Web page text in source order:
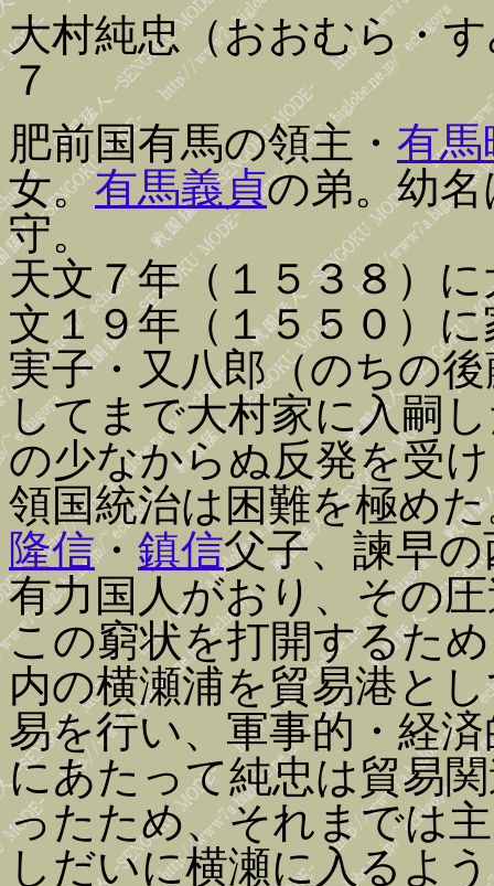
大村純忠（おおむら・
７
肥前国有馬の領主・ 有馬
女。有馬義貞の弟。幼
守。
天文７年（１５３８）
文１９年（１５５０）
実子・又八郎（のちの
してまで大村家に入嗣
の少なからぬ反発を受
領国統治は困難を極め
隆信・ 鎮信父子、諫早
有力国人がおり、その
この窮状を打開するた
内の横瀬浦を貿易港と
易を行い、軍事的・経
にあたって純忠は貿易
ったため、それまでは
しだいに横瀬に入るよ